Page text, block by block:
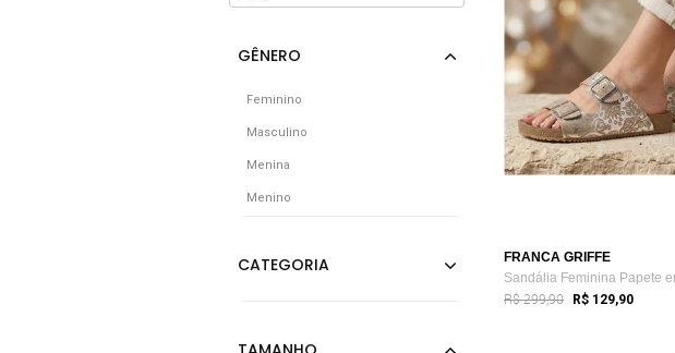
Feminino
Masculino
Menina
Menino
FRANCA GRIFFE
R$ 299,90 R$ 129,90